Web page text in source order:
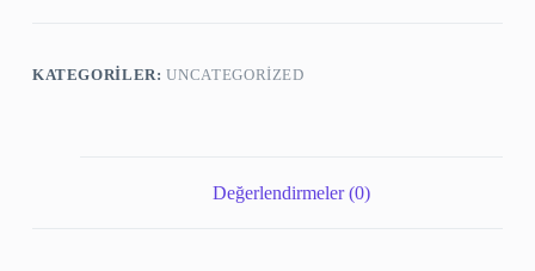
KATEGORILER:UNCATEGORIZED
Değerlendirmeler (0)